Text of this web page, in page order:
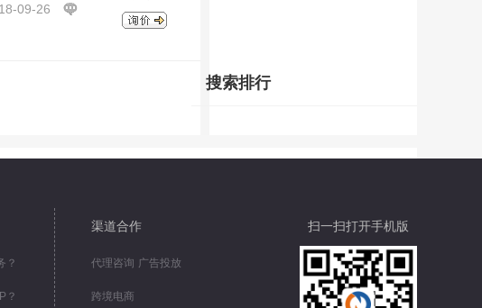
09-26
搜索排行
？
？
渠道合作
代理咨询 广告投放
跨境电商
扫一扫打开手机版